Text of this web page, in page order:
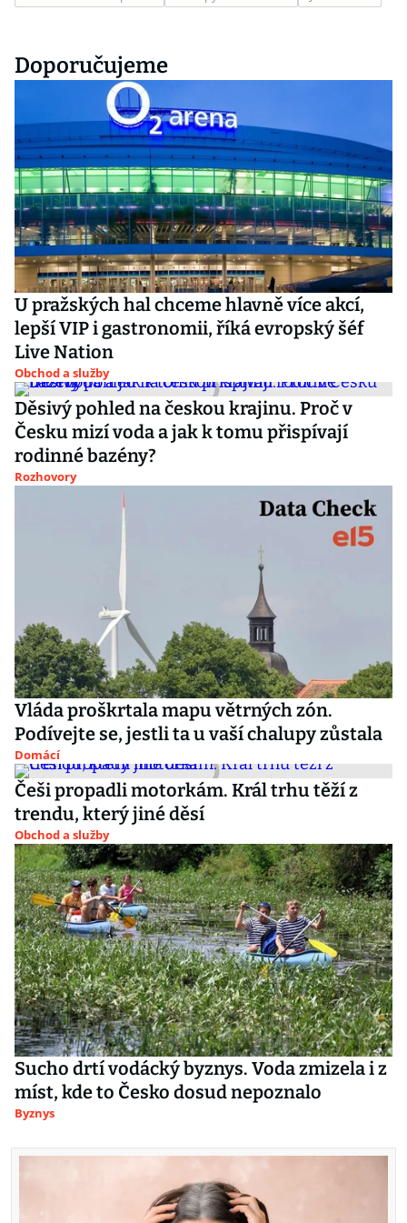
Doporučujeme
U pražských hal chceme hlavně více akcí,
lepší VIP i gastronomii, říká evropský šéf
Live Nation
Obchod a služby
Děsivý pohled na českou krajinu. Proč v
Česku mizí voda a jak k tomu přispívají
rodinné bazény?
Rozhovory
Vláda proškrtala mapu větrných zón.
Podívejte se, jestli ta u vaší chalupy zůstala
Domácí
Češi propadli motorkám. Král trhu těží z
trendu, který jiné děsí
Obchod a služby
Sucho drtí vodácký byznys. Voda zmizela i z
míst, kde to Česko dosud nepoznalo
Byznys